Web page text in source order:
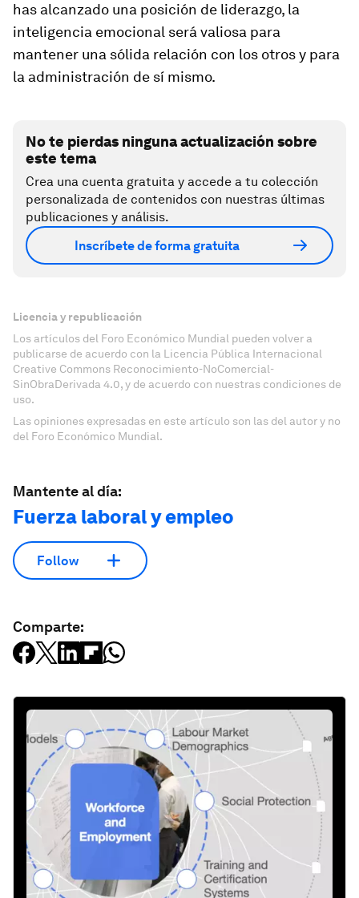
has alcanzado una posición de liderazgo, la
inteligencia emocional será valiosa para
mantener una sólida relación con los otros y para
la administración de sí mismo.
No te pierdas ninguna actualización sobre
este tema
Crea una cuenta gratuita y accede a tu colección
personalizada de contenidos con nuestras últimas
publicaciones y análisis.
Inscríbete de forma gratuita
Licencia y republicación
Los artículos del Foro Económico Mundial pueden volver a
publicarse de acuerdo con la Licencia Pública Internacional
Creative Commons Reconocimiento-NoComercial-
SinObraDerivada 4.0, y de acuerdo con nuestras condiciones de
uso.
Las opiniones expresadas en este artículo son las del autor y no
del Foro Económico Mundial.
Mantente al día:
Fuerza laboral y empleo
Follow
Comparte: